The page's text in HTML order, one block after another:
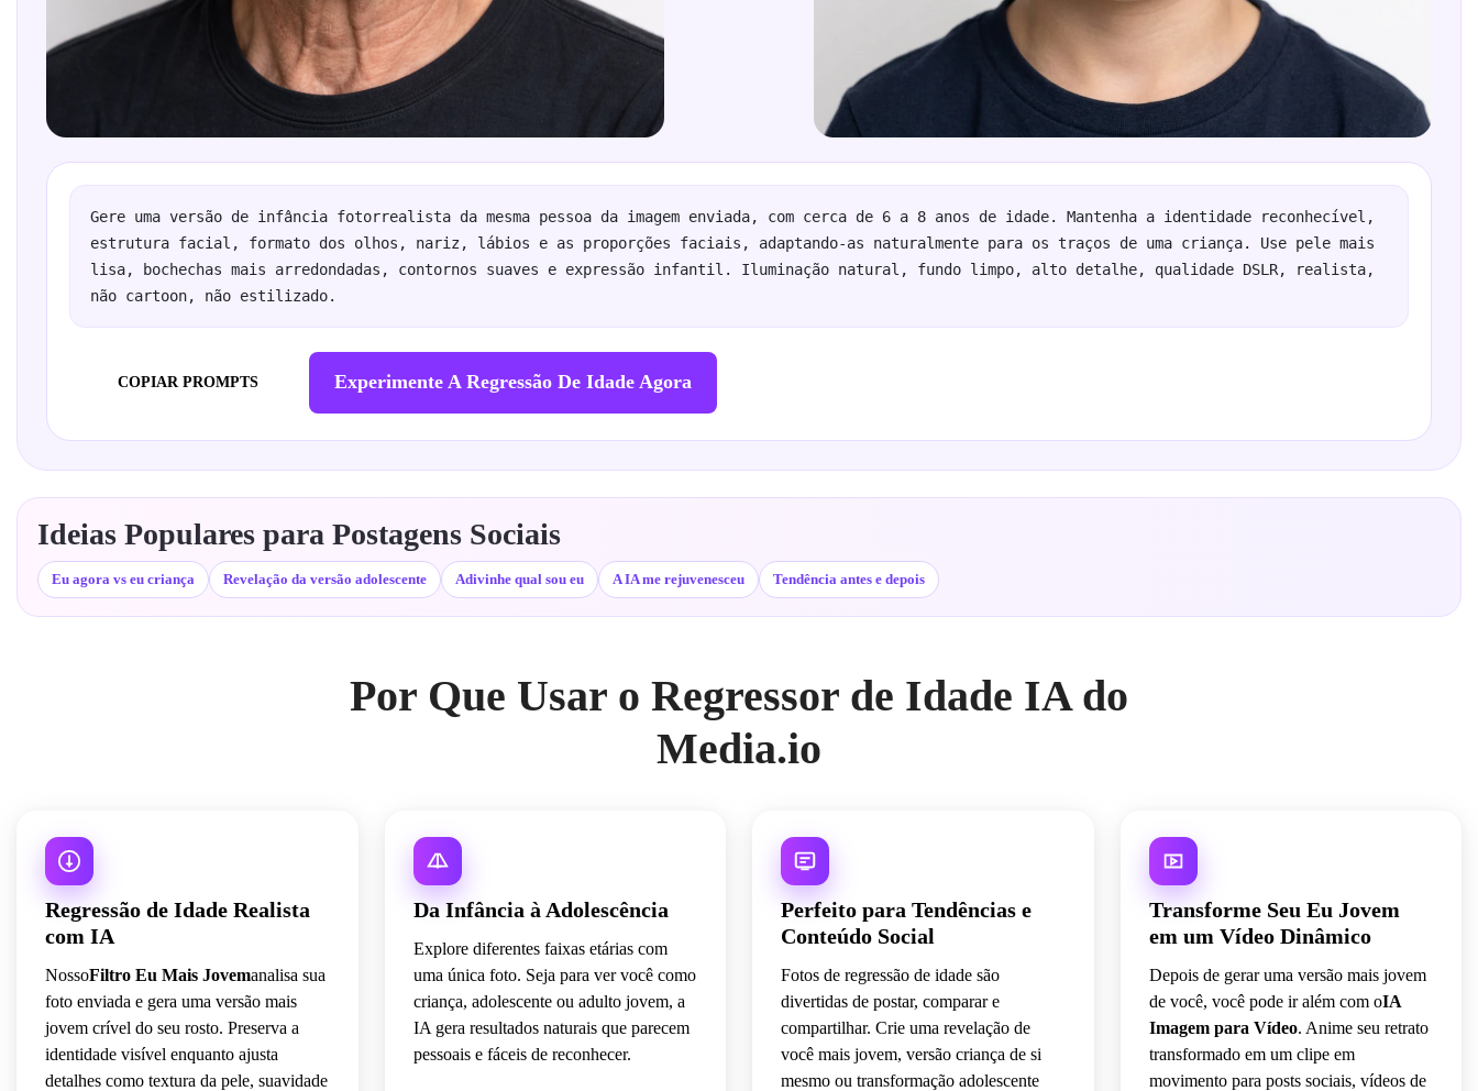
Gere uma versão de infância fotorrealista da mesma pessoa da imagem enviada, com cerca de 6 a 8 anos de idade. Mantenha a identidade reconhecível,
estrutura facial, formato dos olhos, nariz, lábios e as proporções faciais, adaptando-as naturalmente para os traços de uma criança. Use pele mais
lisa, bochechas mais arredondadas, contornos suaves e expressão infantil. Iluminação natural, fundo limpo, alto detalhe, qualidade DSLR, realista,
não cartoon, não estilizado.
COPIAR PROMPTS Experimente A Regressão De Idade Agora
Ideias Populares para Postagens Sociais
Eu agora vs eu criança Revelação da versão adolescente Adivinhe qual sou eu A IA me rejuvenesceu Tendência antes e depois
Por Que Usar o Regressor de Idade IA do
Media.io
Regressão de Idade Realista
com IA
NossoFiltro Eu Mais Jovemanalisa sua
foto enviada e gera uma versão mais
jovem crível do seu rosto. Preserva a
identidade visível enquanto ajusta
detalhes como textura da pele, suavidade
Da Infância à Adolescência
Explore diferentes faixas etárias com
uma única foto. Seja para ver você como
criança, adolescente ou adulto jovem, a
IA gera resultados naturais que parecem
pessoais e fáceis de reconhecer.
Perfeito para Tendências e
Conteúdo Social
Fotos de regressão de idade são
divertidas de postar, comparar e
compartilhar. Crie uma revelação de
você mais jovem, versão criança de si
mesmo ou transformação adolescente
Transforme Seu Eu Jovem
em um Vídeo Dinâmico
Depois de gerar uma versão mais jovem
de você, você pode ir além com oIA
Imagem para Vídeo. Anime seu retrato
transformado em um clipe em
movimento para posts sociais, vídeos de